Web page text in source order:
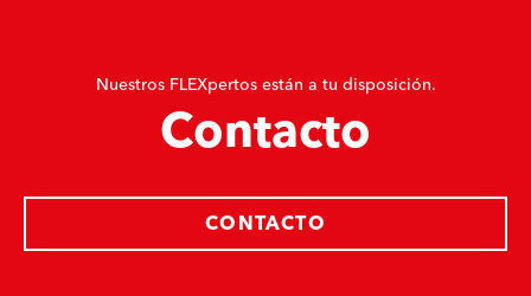
Nuestros FLEXpertos están a tu disposición.
Contacto
CONTACTO